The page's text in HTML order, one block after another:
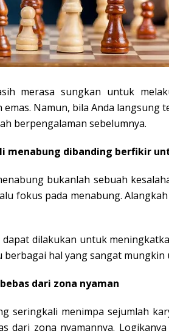
merasa sungkan untuk
emas. Namun, bila Anda
berpengalaman sebelumnya.
menabung dibanding berfikir
bukanlah sebuah
fokus pada menabung.
dapat dilakukan untuk
berbagai hal yang sangat
dari zona nyaman
seringkali menimpa sejumlah
dari zona nyamannya.